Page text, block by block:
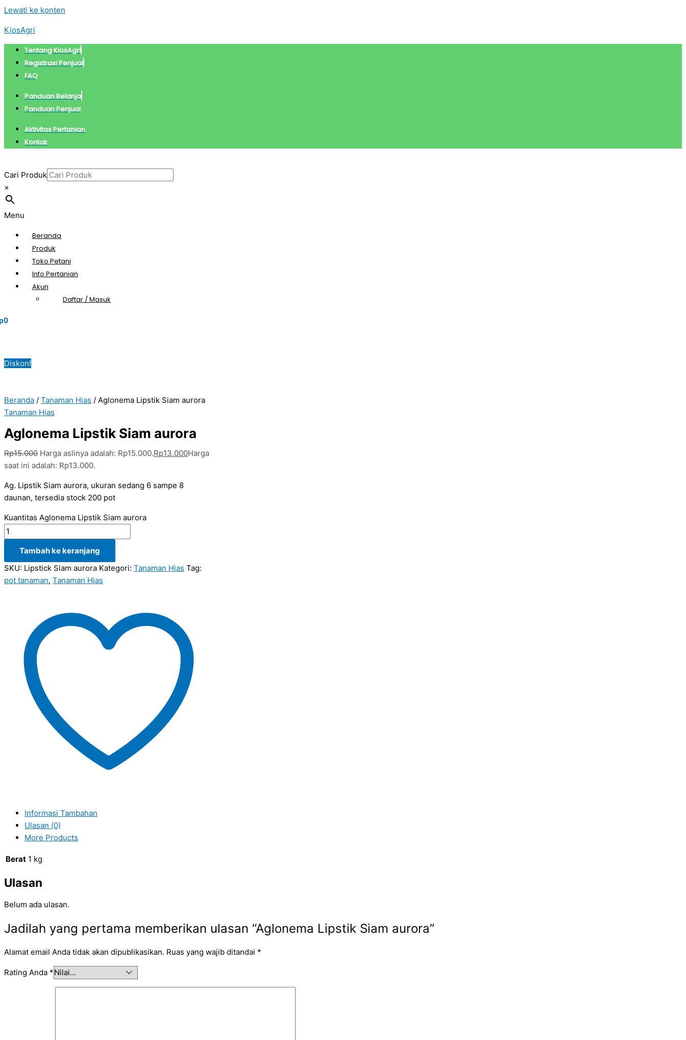
Lewati ke konten
KiosAgri
Tentang KiosAgri
Registrasi Penjual
FAQ
Panduan Belanja
Panduan Penjual
Aktivitas Pertanian
Kontak
Cari Produk
×
Menu
Beranda
Produk
Toko Petani
Info Pertanian
Akun
Daftar / Masuk
0
Diskon!
Beranda / Tanaman Hias / Aglonema Lipstik Siam aurora
Tanaman Hias
Aglonema Lipstik Siam aurora
Rp15.000 Harga aslinya adalah: Rp15.000.Rp13.000Harga
saat ini adalah: Rp13.000.
Ag. Lipstik Siam aurora, ukuran sedang 6 sampe 8
daunan, tersedia stock 200 pot
Kuantitas Aglonema Lipstik Siam aurora
Tambah ke keranjang
SKU: Lipstick Siam aurora Kategori: Tanaman Hias Tag:
pot tanaman, Tanaman Hias
Informasi Tambahan
Ulasan (0)
More Products
Berat 1 kg
Ulasan
Belum ada ulasan.
Jadilah yang pertama memberikan ulasan “Aglonema Lipstik Siam aurora”
Alamat email Anda tidak akan dipublikasikan. Ruas yang wajib ditandai *
Rating Anda *